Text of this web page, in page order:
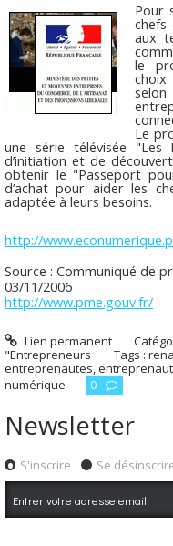
Pour
chefs
aux
le
choix
Le
une série télévisée "Les
d’initiation et de
obtenir le "Passeport
d’achat pour aider les
adaptée à leurs besoins.
http://
Source : Communiqué de
03/11/2006
http://www.pme.gouv.fr/
Lien permanent
"Entrepreneurs
Tags :
entreprenautes,
numérique
0
Newsletter
S'inscrire Se